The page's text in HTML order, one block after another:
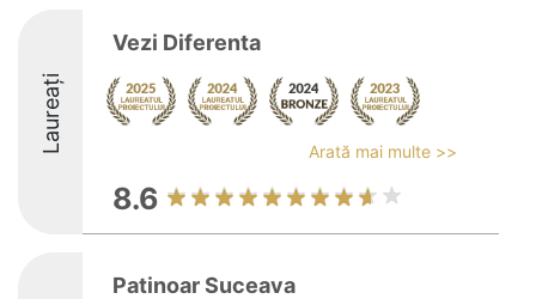
Laureați
Vezi Diferenta
Arată mai multe >>
8.6
Patinoar Suceava